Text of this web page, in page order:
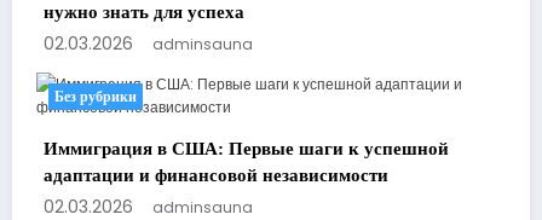
нужно знать для успеха
02.03.2026 adminsauna
Без рубрики
Иммиграция в США: Первые шаги к успешной
адаптации и финансовой независимости
02.03.2026 adminsauna